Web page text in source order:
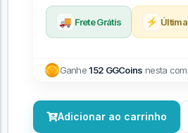
🚚 Frete Grátis ⚡
Ganhe152 GGCoins nesta
Adicionar ao carrinho